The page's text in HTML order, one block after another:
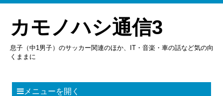
カモノハシ通信3
息子（中1男子）のサッカー関連のほか、IT・音楽・車の話など気の向
くままに
メニューを開く